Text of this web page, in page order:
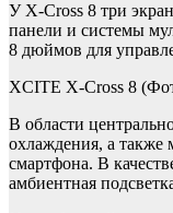
У X-Cross 8 три
панели и системы
8 дюймов для
XCITE X-Cross 8
В области
охлаждения, а также
смартфона. В
амбиентная